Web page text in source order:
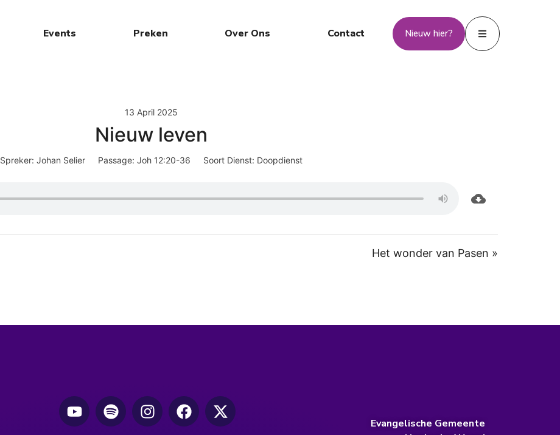
Events Preken Over Ons Contact Nieuw hier?
13 April 2025
Nieuw leven
Spreker: Johan Selier Passage: Joh 12:20-36 Soort Dienst: Doopdienst
Het wonder van Pasen »
Evangelische Gemeente